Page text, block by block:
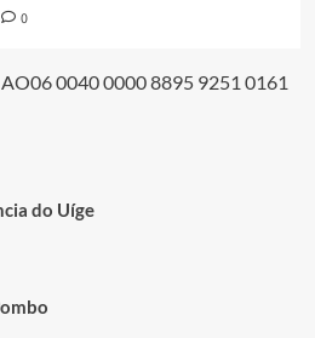
0
0040 0000 8895 9251 0161
do Uíge